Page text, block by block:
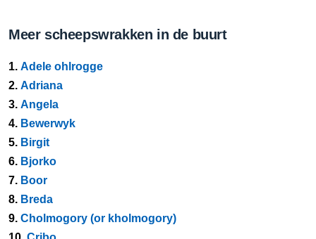
Meer scheepswrakken in de buurt
1. Adele ohlrogge
2. Adriana
3. Angela
4. Bewerwyk
5. Birgit
6. Bjorko
7. Boor
8. Breda
9. Cholmogory (or kholmogory)